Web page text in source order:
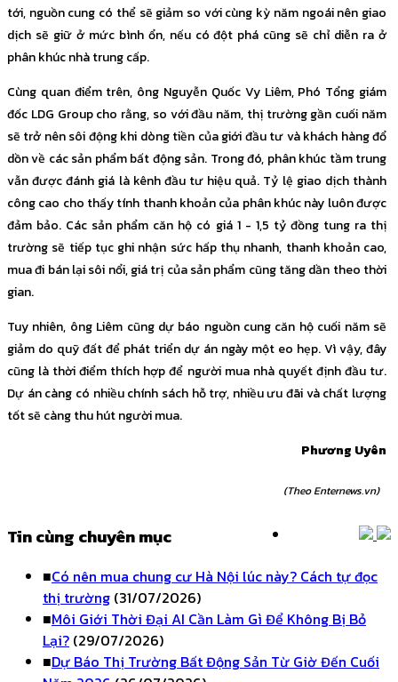
tới, nguồn cung có thể sẽ giảm so với cùng kỳ năm ngoái nên giao
dịch sẽ giữ ở mức bình ổn, nếu có đột phá cũng sẽ chỉ diễn ra ở
phân khúc nhà trung cấp.
Cùng quan điểm trên, ông Nguyễn Quốc Vy Liêm, Phó Tổng giám
đốc LDG Group cho rằng, so với đầu năm, thị trường gần cuối năm
sẽ trở nên sôi động khi dòng tiền của giới đầu tư và khách hàng đổ
dồn về các sản phẩm bất động sản. Trong đó, phân khúc tầm trung
vẫn được đánh giá là kênh đầu tư hiệu quả. Tỷ lệ giao dịch thành
công cao cho thấy tính thanh khoản của phân khúc này luôn được
đảm bảo. Các sản phẩm căn hộ có giá 1 - 1,5 tỷ đồng tung ra thị
trường sẽ tiếp tục ghi nhận sức hấp thụ nhanh, thanh khoản cao,
mua đi bán lại sôi nổi, giá trị của sản phẩm cũng tăng dần theo thời
gian.
Tuy nhiên, ông Liêm cũng dự báo nguồn cung căn hộ cuối năm sẽ
giảm do quỹ đất để phát triển dự án ngày một eo hẹp. Vì vậy, đây
cũng là thời điểm thích hợp để người mua nhà quyết định đầu tư.
Dự án càng có nhiều chính sách hỗ trợ, nhiều ưu đãi và chất lượng
tốt sẽ càng thu hút người mua.
Phương Uyên
(Theo Enternews.vn)
Tin cùng chuyên mục
■Có nên mua chung cư Hà Nội lúc này? Cách tự đọc
thị trường (31/07/2026)
■Môi Giới Thời Đại AI Cần Làm Gì Để Không Bị Bỏ
Lại? (29/07/2026)
■Dự Báo Thị Trường Bất Động Sản Từ Giờ Đến Cuối